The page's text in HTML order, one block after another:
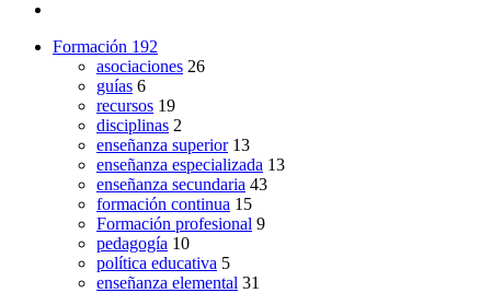
Formación 192
asociaciones 26
guías 6
recursos 19
disciplinas 2
enseñanza superior 13
enseñanza especializada 13
enseñanza secundaria 43
formación continua 15
Formación profesional 9
pedagogía 10
política educativa 5
enseñanza elemental 31